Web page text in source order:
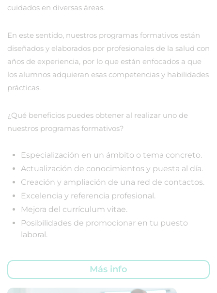
cuidados en diversas áreas.
En este sentido, nuestros programas formativos están
diseñados y elaborados por profesionales de la salud con
años de experiencia, por lo que están enfocados a que
los alumnos adquieran esas competencias y habilidades
prácticas.
¿Qué beneficios puedes obtener al realizar uno de
nuestros programas formativos?
Especialización en un ámbito o tema concreto.
Actualización de conocimientos y puesta al día.
Creación y ampliación de una red de contactos.
Excelencia y referencia profesional.
Mejora del currículum vitae.
Posibilidades de promocionar en tu puesto
laboral.
Más info